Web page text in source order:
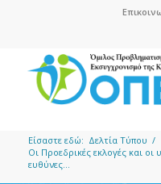
Είσαστε εδώ: Δελτία Τύπου /
Οι Προεδρικές εκλογές και
ευθύνες...